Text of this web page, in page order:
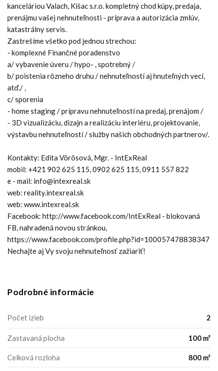
kanceláriou Valach, Kišac s.r.o. kompletný chod kúpy, predaja,
prenájmu vašej nehnuteľnosti - príprava a autorizácia zmlúv,
katastrálny servis.
Zastrešíme všetko pod jednou strechou:
- komplexné Finančné poradenstvo
a/ vybavenie úveru / hypo- , spotrebný /
b/ poistenia rôzneho druhu / nehnuteľností aj hnuteľných vecí,
atď./ ,
c/ sporenia
- home staging / prípravu nehnuteľností na predaj, prenájom /
- 3D vizualizáciu, dizajn a realizáciu interiéru, projektovanie,
výstavbu nehnuteľností / služby našich obchodných partnerov/.
Kontakty: Edita Vörösová, Mgr. - IntExReal
mobil: +421 902 625 115, 0902 625 115, 0911 557 822
e - mail: info@intexreal.sk
web: reality.intexreal.sk
web: www.intexreal.sk
Facebook: http://www.facebook.com/IntExReal - blokovaná
FB, nahradená novou stránkou,
https://www.facebook.com/profile.php?id=100057478838347
Nechajte aj Vy svoju nehnuteľnosť zažiariť!
Podrobné informácie
Počet izieb 2
Zastavaná plocha 100 m²
Celková rozloha 800 m²